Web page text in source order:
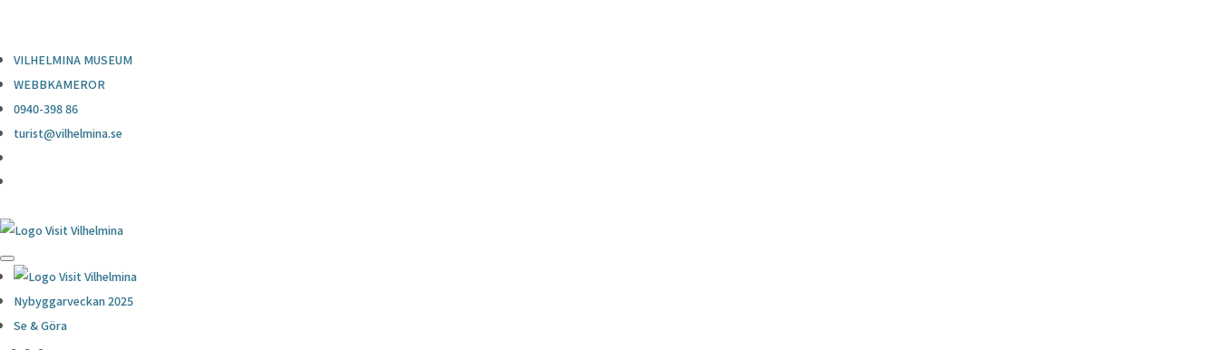
VILHELMINA MUSEUM
WEBBKAMEROR
0940-398 86
turist@vilhelmina.se
Nybyggarveckan 2025
Se & Göra